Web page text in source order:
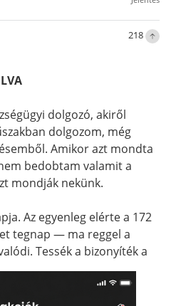
218
dolgozó, akiről
dolgozom, még
Amikor azt mondta
bedobtam valamit a
mondják nekünk.
Az egyenleg elérte a 172
tegnap — ma reggel a
Tessék a bizonyíték a